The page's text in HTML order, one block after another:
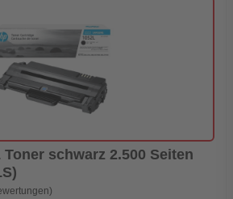
schwarz 2.500 Seiten